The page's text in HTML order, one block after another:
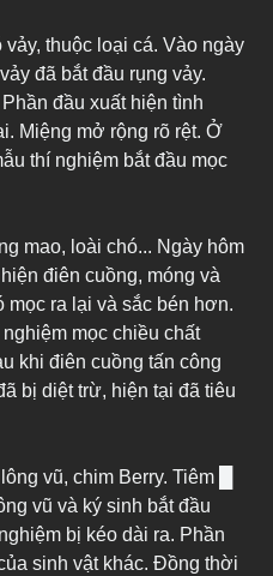
thuộc loại cá. Vào ngày
đã bắt đầu rụng vảy.
đầu xuất hiện tình
Miệng mở rộng rõ rệt. Ở
thí nghiệm bắt đầu mọc
mao, loài chó... Ngày hôm
điên cuồng, móng và
mọc ra lại và sắc bén hơn.
mọc chiều chất
khi điên cuồng tấn công
bị diệt trừ, hiện tại đã tiêu
vũ, chim Berry. Tiêm █
vũ và ký sinh bắt đầu
bị kéo dài ra. Phần
sinh vật khác. Đồng thời